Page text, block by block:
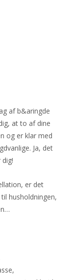
af b&aringde
at to af dine
og er klar med
Ja, det
er det
husholdningen,